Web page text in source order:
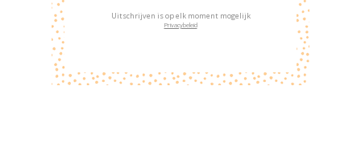
Uitschrijven is op elk moment mogelijk
Privacybeleid